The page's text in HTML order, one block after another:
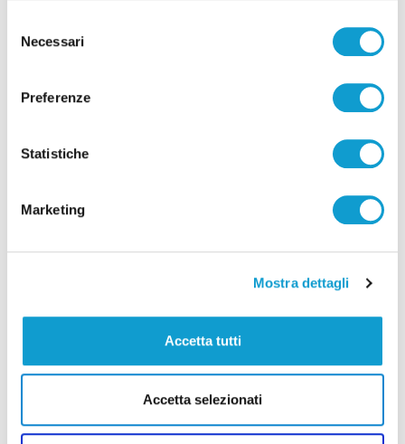
delNecessari
Preferenze
Statistiche
Marketing
Mostra dettagli
Accetta tutti
Accetta selezionati